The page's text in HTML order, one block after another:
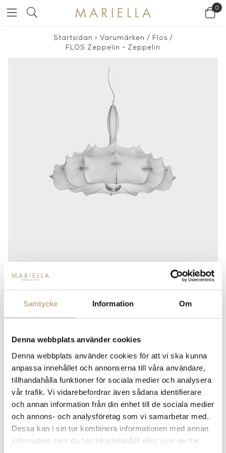
Samtycke Information Om
Denna webbplats använder cookies
Denna webbplats använder cookies för att vi ska kunna
anpassa innehållet och annonserna till våra användare,
tillhandahålla funktioner för sociala medier och analysera
vår trafik. Vi vidarebefordrar även sådana identifierare
och annan information från din enhet till de sociala medier
och annons- och analysföretag som vi samarbetar med.
Dessa kan i sin tur kombinera informationen med annan
information som du har tillhandahållit eller som de har
0
Startsidan > Varumärken / Flos /
FLOS Zeppelin - Zeppelin
FLOS
52.100kr
+
- LÄGG I VARUKORG
Lagerstatus: Beställningsvara